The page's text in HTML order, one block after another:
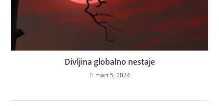
Divljina globalno nestaje
mart 5, 2024